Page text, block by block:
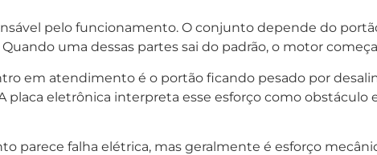
pelo funcionamento. O conjunto depende do
uma dessas partes sai do padrão, o motor
em atendimento é o portão ficando pesado por
placa eletrônica interpreta esse esforço como
parece falha elétrica, mas geralmente é esforço